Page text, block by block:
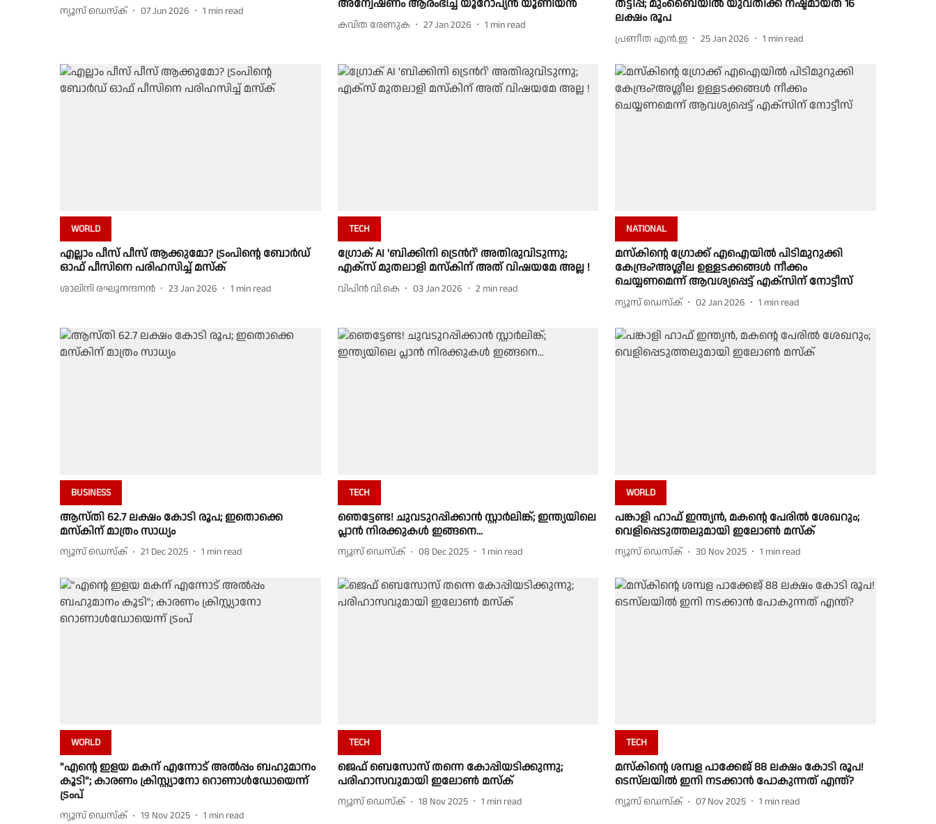
ന്യൂസ് ഡെസ്ക് 07 Jun 2026 1 min read
അന്വേഷണം ആരംഭിച്ച് യൂറോപ്യന്‍ യൂണിയന്‍
കവിത രേണുക 27 Jan 2026 1 min read
തട്ടിപ്പ്; മുംബൈയിൽ യുവതിക്ക് നഷ്ടമായത് 16
ലക്ഷം രൂപ
പ്രണീത എന്‍.ഇ 25 Jan 2026 1 min read
WORLD
എല്ലാം പീസ് പീസ് ആക്കുമോ? ട്രംപിന്റെ ബോര്‍ഡ്
ഓഫ് പീസിനെ പരിഹസിച്ച് മസ്‌ക്
ശാലിനി രഘുനന്ദനൻ 23 Jan 2026 1 min read
TECH
ഗ്രോക് AI 'ബിക്കിനി ട്രെന്‍റ്' അതിരുവിടുന്നു;
എക്സ് മുതലാളി മസ്കിന് അത് വിഷയമേ അല്ല !
വിപിന്‍ വി.കെ 03 Jan 2026 2 min read
NATIONAL
മസ്‌കിന്റെ ഗ്രോക്ക് എഐയില്‍ പിടിമുറുക്കി
കേന്ദ്രം?അശ്ലീല ഉള്ളടക്കങ്ങള്‍ നീക്കം
ചെയ്യണമെന്ന് ആവശ്യപ്പെട്ട് എക്‌സിന് നോട്ടീസ്
ന്യൂസ് ഡെസ്ക് 02 Jan 2026 1 min read
BUSINESS
ആസ്തി 62.7 ലക്ഷം കോടി രൂപ; ഇതൊക്കെ
മസ്‌കിന് മാത്രം സാധ്യം
ന്യൂസ് ഡെസ്ക് 21 Dec 2025 1 min read
TECH
ഞെട്ടേണ്ട! ചുവടുറപ്പിക്കാന്‍ സ്റ്റാര്‍ലിങ്ക്; ഇന്ത്യയിലെ
പ്ലാന്‍ നിരക്കുകള്‍ ഇങ്ങനെ...
ന്യൂസ് ഡെസ്ക് 08 Dec 2025 1 min read
WORLD
പങ്കാളി ഹാഫ് ഇന്ത്യൻ, മകൻ്റെ പേരിൽ ശേഖറും;
വെളിപ്പെടുത്തലുമായി ഇലോൺ മസ്ക്
ന്യൂസ് ഡെസ്ക് 30 Nov 2025 1 min read
WORLD
"എൻ്റെ ഇളയ മകന് എന്നോട് അൽപ്പം ബഹുമാനം
കൂടി"; കാരണം ക്രിസ്റ്റ്യാനോ റൊണാൾഡോയെന്ന്
ട്രംപ്
ന്യൂസ് ഡെസ്ക് 19 Nov 2025 1 min read
TECH
ജെഫ് ബെസോസ് തന്നെ കോപ്പിയടിക്കുന്നു;
പരിഹാസവുമായി ഇലോണ്‍ മസ്‌ക്
ന്യൂസ് ഡെസ്ക് 18 Nov 2025 1 min read
TECH
മസ്‌കിന്റെ ശമ്പള പാക്കേജ് 88 ലക്ഷം കോടി രൂപ!
ടെസ്‌ലയില്‍ ഇനി നടക്കാന്‍ പോകുന്നത് എന്ത്?
ന്യൂസ് ഡെസ്ക് 07 Nov 2025 1 min read